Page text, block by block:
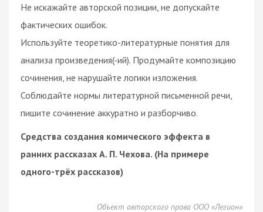
Не искажайте авторской позиции, не допускайте
фактических ошибок.
Используйте теоретико-литературные понятия для
анализа произведения(-ий). Продумайте композицию
сочинения, не нарушайте логики изложения.
Соблюдайте нормы литературной письменной речи,
пишите сочинение аккуратно и разборчиво.
Средства создания комического эффекта в
ранних рассказах А. П. Чехова. (На примере
одного-трёх рассказов)
Объект авторского права ООО «Легион»